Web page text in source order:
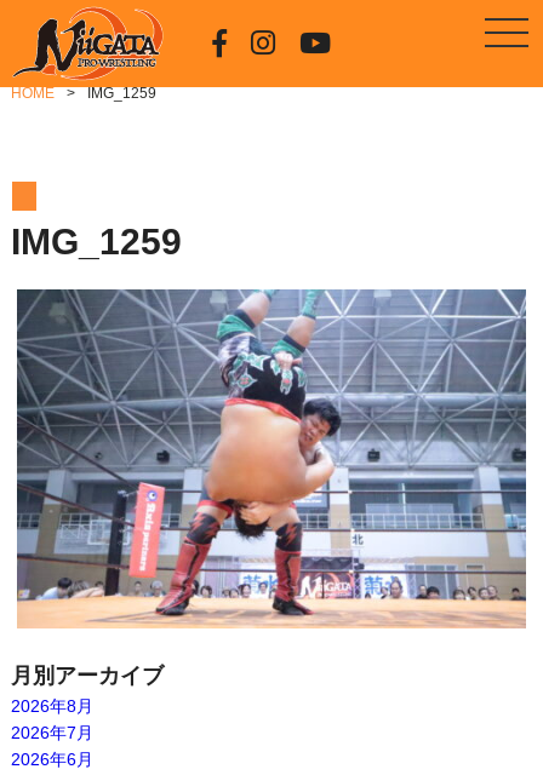
HOME IMG_1259
IMG_1259
月別アーカイブ
2026年8月
2026年7月
2026年6月